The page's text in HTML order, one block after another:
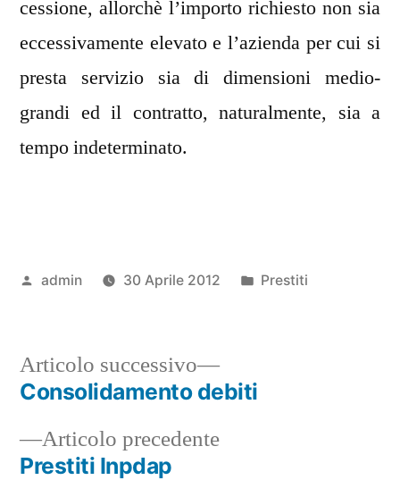
cessione, allorchè l’importo richiesto non sia
eccessivamente elevato e l’azienda per cui si
presta servizio sia di dimensioni medio-
grandi ed il contratto, naturalmente, sia a
tempo indeterminato.
Pubblicato
admin 30 Aprile 2012
Pubblicato
Prestiti
Navigazione
articoli
Articolo precedenteArticolo
Prestiti Inpdap
Articolo successivo
Articolo
successivo:
Consolidamento debiti